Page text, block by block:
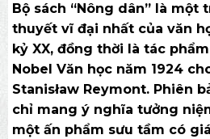
Bộ sách “Nông dân” là
thuyết vĩ đại nhất của văn
kỷ XX, đồng thời là tác
Nobel Văn học năm 1924
Stanisław Reymont. Phiên
chỉ mang ý nghĩa tưởng
một ấn phẩm sưu tầm có